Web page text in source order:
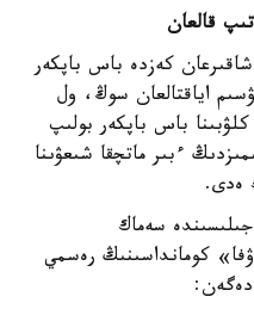
قالعان
كەزدە باس باپكەر
اياقتالعان سوڭ، ول
باس باپكەر بولىپ
ءبىر ماتچقا شىعۋىنا
ەدى.
سەماك
كومانداسىنىڭ رەسمي
دەگەن: